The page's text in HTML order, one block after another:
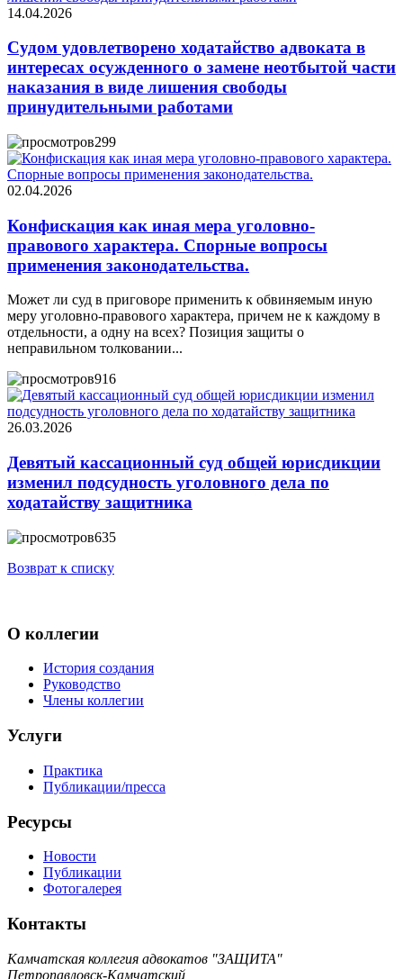
14.04.2026
Судом удовлетворено ходатайство адвоката в
интересах осужденного о замене неотбытой части
наказания в виде лишения свободы
принудительными работами
299
02.04.2026
Конфискация как иная мера уголовно-
правового характера. Спорные вопросы
применения законодательства.
Может ли суд в приговоре применить к обвиняемым иную
меру уголовно-правового характера, причем не к каждому в
отдельности, а одну на всех? Позиция защиты о
неправильном толковании...
916
26.03.2026
Девятый кассационный суд общей юрисдикции
изменил подсудность уголовного дела по
ходатайству защитника
635
Возврат к списку
О коллегии
История создания
Руководство
Члены коллегии
Услуги
Практика
Публикации/пресса
Ресурсы
Новости
Публикации
Фотогалерея
Контакты
Камчатская коллегия адвокатов "ЗАЩИТА"
Петропавловск-Камчатский